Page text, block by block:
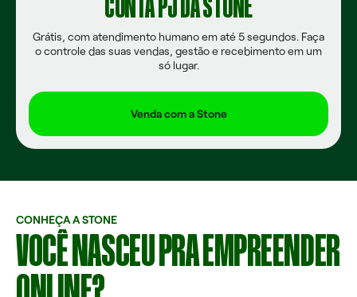
CONTA PJ DA STONE
Grátis, com atendimento humano em até 5 segundos. Faça
o controle das suas vendas, gestão e recebimento em um
só lugar.
Venda com a Stone
CONHEÇA A STONE
VOCÊ NASCEU PRA EMPREENDER